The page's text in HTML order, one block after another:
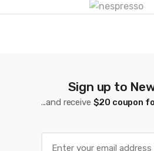
Sign up to
...and receive $20 coupon